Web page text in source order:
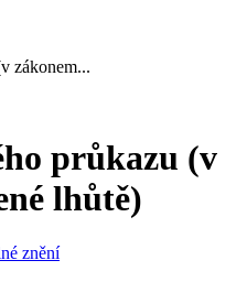
zákonem...
průkazu (v
lhůtě)
znění